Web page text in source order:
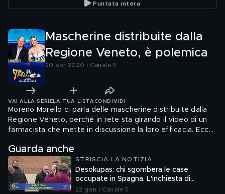
Puntata intera
Mascherine distribuite dalla
Regione Veneto, è polemica
20 apr 2020 | Canale 5
VAI ALLA SERIE LA TUA LISTA CONDIVIDI
Moreno Morello ci parla delle mascherine distribuite dalla
Regione Veneto, perché in rete sta girando il video di un
farmacista che mette in discussione la loro efficacia. Ecco
potuto verificare il nostro inviato
Guarda anche
STRISCIA LA NOTIZIA
Desokupas: chi sgombera le case
occupate in Spagna. L'inchiesta di
Francesco Mazza
22 gen | Canale 5